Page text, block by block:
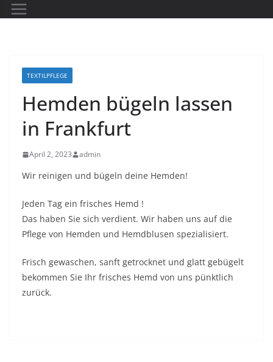
TEXTILPFLEGE
Hemden bügeln lassen
in Frankfurt
April 2, 2023 admin
Wir reinigen und bügeln deine Hemden!
Jeden Tag ein frisches Hemd !
Das haben Sie sich verdient. Wir haben uns auf die
Pflege von Hemden und Hemdblusen spezialisiert.
Frisch gewaschen, sanft getrocknet und glatt gebügelt
bekommen Sie Ihr frisches Hemd von uns pünktlich
zurück.